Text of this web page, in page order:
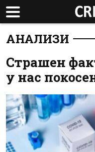
АНАЛИЗИ
Страшен
у нас